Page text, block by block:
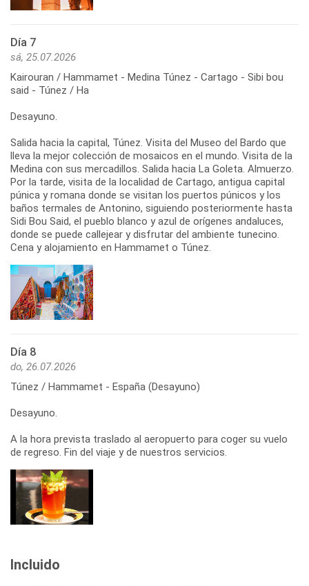
Día 7
sá, 25.07.2026
Kairouran / Hammamet - Medina Túnez - Cartago - Sibi bou
said - Túnez / Ha
Desayuno.
Salida hacia la capital, Túnez. Visita del Museo del Bardo que
lleva la mejor colección de mosaicos en el mundo. Visita de la
Medina con sus mercadillos. Salida hacia La Goleta. Almuerzo.
Por la tarde, visita de la localidad de Cartago, antigua capital
púnica y romana donde se visitan los puertos púnicos y los
baños termales de Antonino, siguiendo posteriormente hasta
Sidi Bou Said, el pueblo blanco y azul de orígenes andaluces,
donde se puede callejear y disfrutar del ambiente tunecino.
Cena y alojamiento en Hammamet o Túnez.
Día 8
do, 26.07.2026
Túnez / Hammamet - España (Desayuno)
Desayuno.
A la hora prevista traslado al aeropuerto para coger su vuelo
de regreso. Fin del viaje y de nuestros servicios.
Incluido